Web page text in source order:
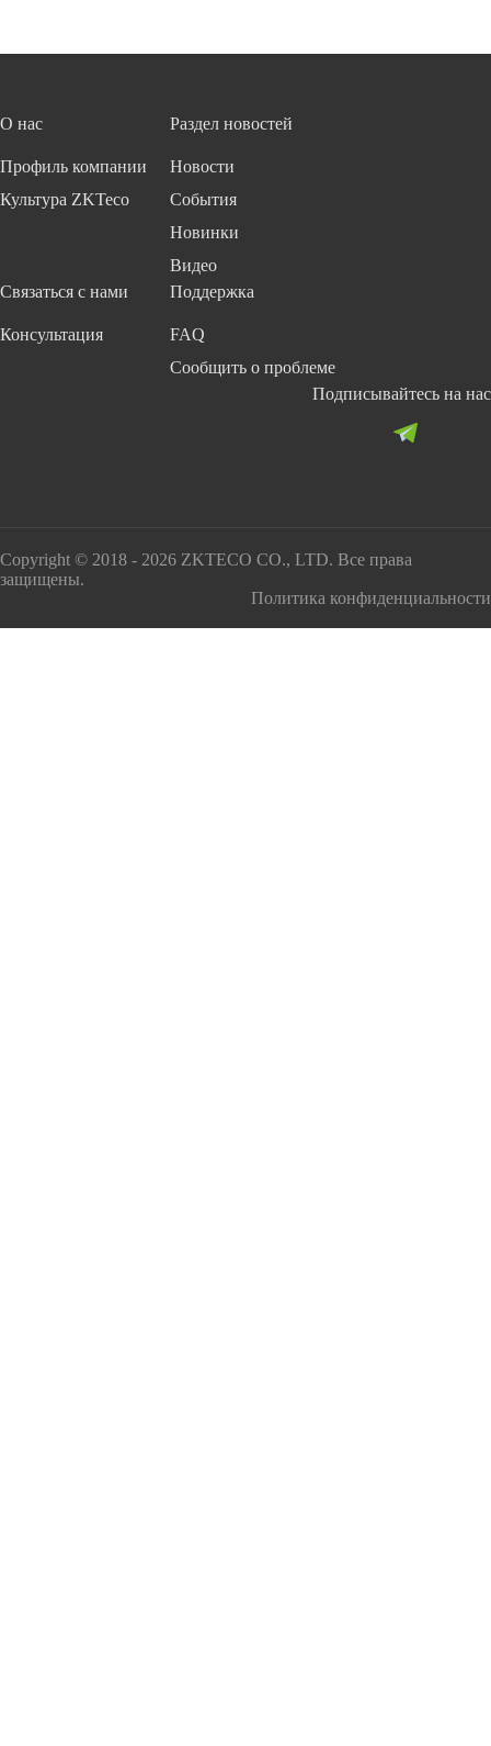
О нас
Профиль компании
Культура ZKTeco
Раздел новостей
Новости
События
Новинки
Видео
Связаться с нами
Консультация
Поддержка
FAQ
Сообщить о проблеме
Подписывайтесь на нас
Copyright © 2018 - 2026 ZKTECO CO., LTD. Все права
защищены.
Политика конфиденциальности